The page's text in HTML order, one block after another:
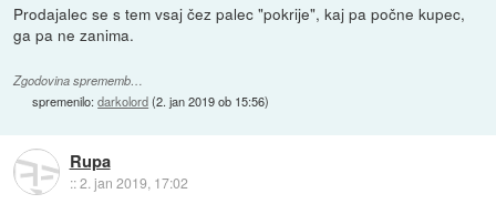
Prodajalec se s tem vsaj čez palec "pokrije", kaj pa počne kupec,
ga pa ne zanima.
Zgodovina sprememb…
spremenilo:darkolord(2. jan 2019 ob 15:56)
Rupa
::2. jan 2019, 17:02